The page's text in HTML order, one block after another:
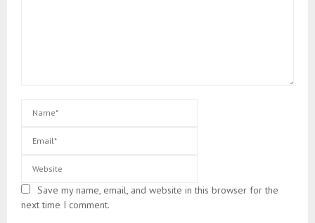
Save my name, email, and website in this browser for the
next time I comment.